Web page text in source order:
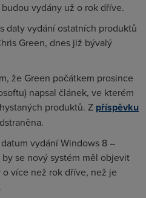
vydány už o rok dříve.
daty vydání ostatních produktů
Green, dnes již bývalý
že Green počátkem prosince
napsal článek, ve kterém
produktů. Z příspěvku
vydání Windows 8 –
se nový systém měl objevit
více než rok dříve, než je